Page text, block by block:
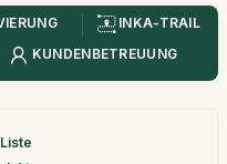
INKA-TRAIL
KUNDENBETREUUNG